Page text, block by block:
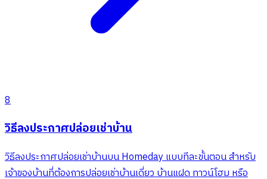
8
วิธีลงประกาศปล่อยเช่าบ้าน
วิธีลงประกาศปล่อยเช่าบ้านบน Homeday แบบทีละขั้นตอน สำหรับ
เจ้าของบ้านที่ต้องการปล่อยเช่าบ้านเดี่ยว บ้านแฝด ทาวน์โฮม หรือ